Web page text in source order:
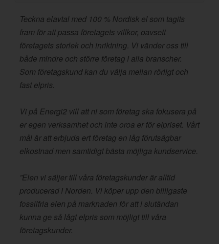
Teckna elavtal med 100 % Nordisk el som tagits
fram för att passa företagets villkor, oavsett
företagets storlek och inriktning. Vi vänder oss till
både mindre och större företag i alla branscher.
Som företagskund kan du välja mellan rörligt och
fast elpris.
Vi på Energi2 vill att ni som företag ska fokusera på
er egen verksamhet och inte oroa er för elpriset. Vårt
mål är att erbjuda ert företag en låg förutsägbar
elkostnad men samtidigt bästa möjliga kundservice.
”Elen vi säljer till våra företagskunder är alltid
producerad i Norden. Vi köper upp den billigaste
fossilfria elen på marknaden för att i slutändan
kunna ge så lågt elpris som möjligt till våra
företagskunder.